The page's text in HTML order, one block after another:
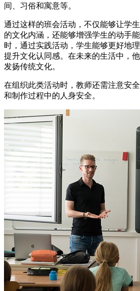
间、习俗和寓意等。
通过这样的班会活动，不仅能够让学
的文化内涵，还能够增强学生的动手
时，通过实践活动，学生能够更好地
提升文化认同感。在未来的生活中，
发扬传统文化。
在组织此类活动时，教师还需注意安
和制作过程中的人身安全。